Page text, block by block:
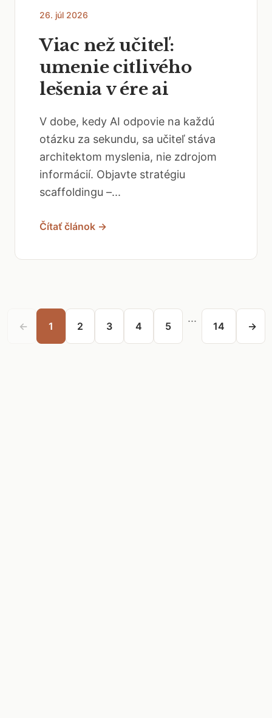
26. júl 2026
Viac než učiteľ:
umenie citlivého
lešenia v ére ai
V dobe, kedy AI odpovie na každú
otázku za sekundu, sa učiteľ stáva
architektom myslenia, nie zdrojom
informácií. Objavte stratégiu
scaffoldingu –...
Čítať článok →
← 1 2 3 4 5
...
14 →